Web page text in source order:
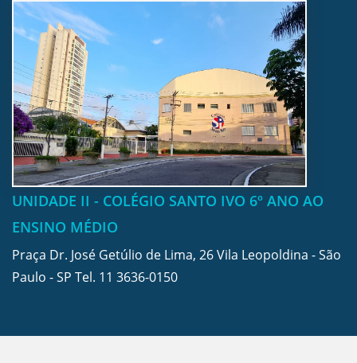
UNIDADE II - COLÉGIO SANTO IVO 6º ANO AO
ENSINO MÉDIO
Praça Dr. José Getúlio de Lima, 26 Vila Leopoldina - São
Paulo - SP Tel. 11 3636-0150